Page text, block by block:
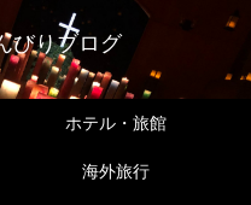
びりブログ
ホテル・旅館
海外旅行